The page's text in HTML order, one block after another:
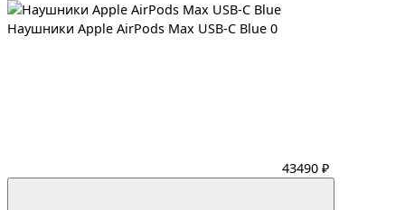
Наушники Apple AirPods Max USB-C Blue 0
43490 ₽